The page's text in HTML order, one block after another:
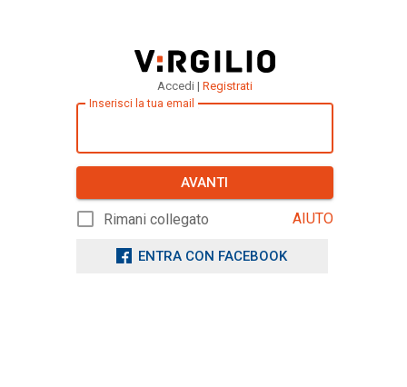
Accedi | Registrati
Inserisci la tua email
AVANTI
Rimani collegato AIUTO
ENTRA CON FACEBOOK